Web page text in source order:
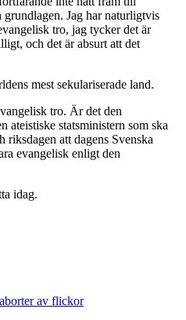
Jag har naturligtvis
tro, jag tycker det är
och det är absurt att det
mest sekulariserade land.
tro. Är det den
ateistiske statsministern som ska
riksdagen att dagens Svenska
evangelisk enligt den
idag.
av flickor